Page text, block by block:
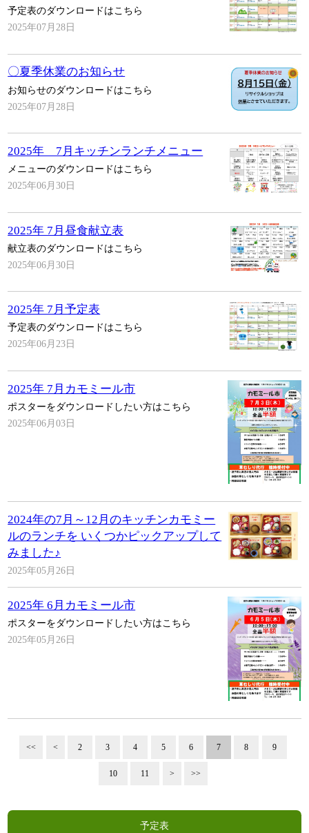
予定表のダウンロードはこちら
2025年07月28日
〇夏季休業のお知らせ
お知らせのダウンロードはこちら
2025年07月28日
2025年 7月キッチンランチメニュー
メニューのダウンロードはこちら
2025年06月30日
2025年 7月昼食献立表
献立表のダウンロードはこちら
2025年06月30日
2025年 7月予定表
予定表のダウンロードはこちら
2025年06月23日
2025年 7月カモミール市
ポスターをダウンロードしたい方はこちら
2025年06月03日
2024年の7月～12月のキッチンカモミー
ルのランチを いくつかピックアップして
みました♪
2025年05月26日
2025年 6月カモミール市
ポスターをダウンロードしたい方はこちら
2025年05月26日
<< < 2 3 4 5 6 7 8 9
10 11 > >>
予定表